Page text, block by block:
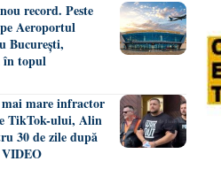
record. Peste
Aeroportul
București,
în topul
mare infractor
TikTok-ului, Alin
30 de zile după